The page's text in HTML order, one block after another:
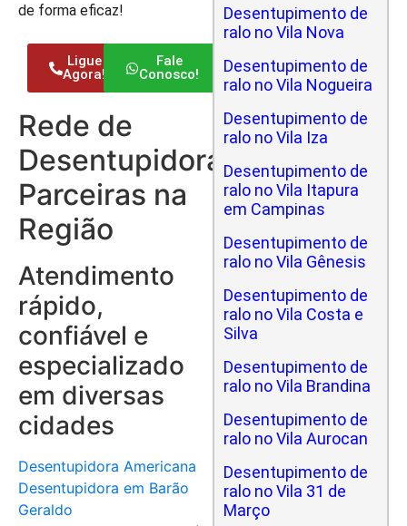
de forma eficaz!
Ligue
Agora!
Fale
Conosco!
Rede de
Desentupidoras
Parceiras na
Região
Atendimento
rápido,
confiável e
especializado
em diversas
cidades
Desentupidora Americana
Desentupidora em Barão
Geraldo
Desentupimento de
ralo no Vila Nova
Desentupimento de
ralo no Vila Nogueira
Desentupimento de
ralo no Vila Iza
Desentupimento de
ralo no Vila Itapura
em Campinas
Desentupimento de
ralo no Vila Gênesis
Desentupimento de
ralo no Vila Costa e
Silva
Desentupimento de
ralo no Vila Brandina
Desentupimento de
ralo no Vila Aurocan
Desentupimento de
ralo no Vila 31 de
Março